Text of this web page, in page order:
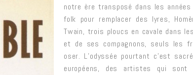
notre ère transposé dans les
folk pour remplacer des lyres,
Twain, trois ploucs en cavale dans
et de ses compagnons, seuls les
oser. L’odyssée pourtant c’est
européens, des artistes qui sont